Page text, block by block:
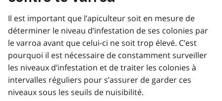
Il est important que l’apiculteur soit en mesure de
déterminer le niveau d’infestation de ses colonies par
le varroa avant que celui-ci ne soit trop élevé. C’est
pourquoi il est nécessaire de constamment surveiller
les niveaux d’infestation et de traiter les colonies à
intervalles réguliers pour s’assurer de garder ces
niveaux sous les seuils de nuisibilité.